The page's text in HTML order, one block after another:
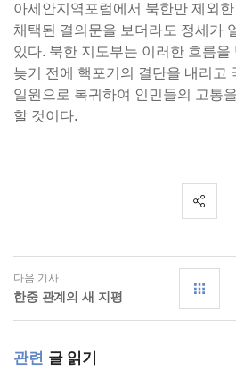
아세안지역포럼에서 북한만 제외
채택된 결의문을 보더라도 정세가
있다. 북한 지도부는 이러한 흐름을
늦기 전에 핵포기의 결단을 내리고
일원으로 복귀하여 인민들의 고통
할 것이다.
다음 기사
한중 관계의 새 지평
관련 글 읽기